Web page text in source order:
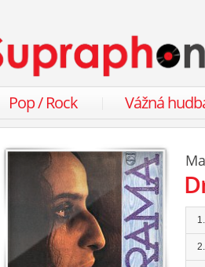
Pop / Rock Vážná
1.
2.